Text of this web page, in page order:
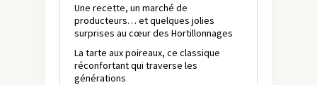
Une recette, un marché de
producteurs… et quelques jolies
surprises au cœur des Hortillonnages
La tarte aux poireaux, ce classique
réconfortant qui traverse les
générations